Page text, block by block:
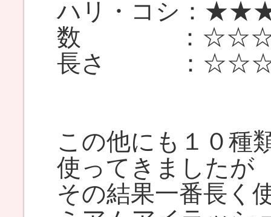
ハリ・コシ：
数 ：
長さ ：
この他にも１０種
使ってきましたが
その結果一番長く